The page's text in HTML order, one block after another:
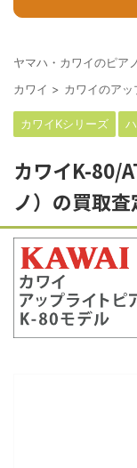
ヤマハ・カワイのピア
カワイ > カワイのア
カワイKシリーズ
カワイK-80/
ノ）の買取